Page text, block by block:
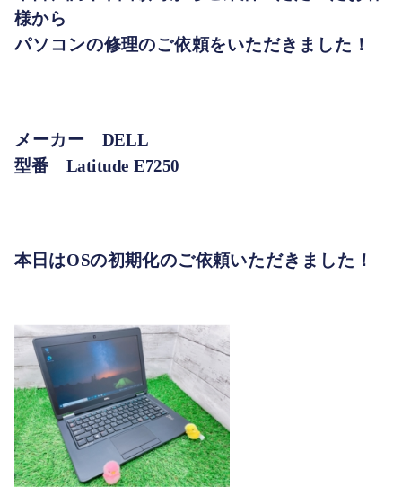
様から
パソコンの修理のご依頼をいただきました！
メーカー DELL
型番 Latitude E7250
本日はOSの初期化のご依頼いただきました！